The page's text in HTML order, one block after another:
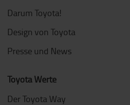
Darum Toyota!
Design von Toyota
Presse und News
Toyota Werte
Der Toyota Way